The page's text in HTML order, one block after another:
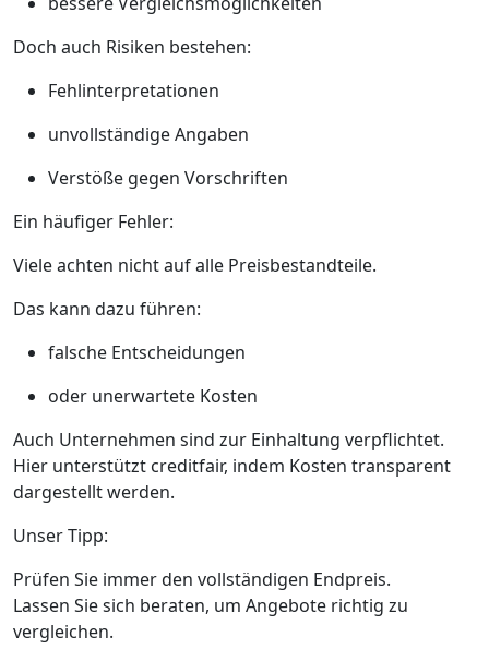
Doch auch Risiken bestehen:
Fehlinterpretationen
unvollständige Angaben
Verstöße gegen Vorschriften
Ein häufiger Fehler:
Viele achten nicht auf alle Preisbestandteile.
Das kann dazu führen:
falsche Entscheidungen
oder unerwartete Kosten
Auch Unternehmen sind zur Einhaltung verpflichtet.
Hier unterstützt creditfair, indem Kosten transparent
dargestellt werden.
Unser Tipp:
Prüfen Sie immer den vollständigen Endpreis.
Lassen Sie sich beraten, um Angebote richtig zu
vergleichen.